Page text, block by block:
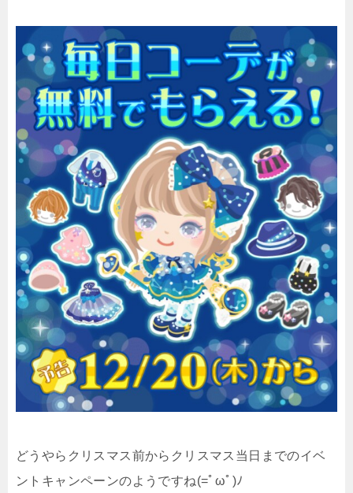
どうやらクリスマス前からクリスマス当日までのイベ
ントキャンペーンのようですね(=ﾟωﾟ)ﾉ